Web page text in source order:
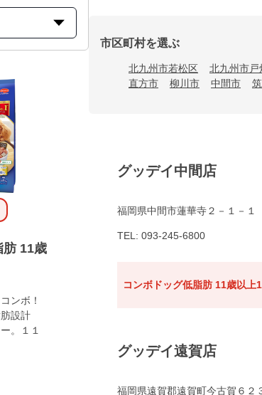
肪 11歳
ンボ！
設計
。１１
市区町村を選ぶ
北九州市若松区 北九州市戸
直方市
柳川市 中間市
グッデイ中間店
福岡県中間市蓮華寺２－１－１
TEL: 093-245-6800
コンボドッグ低脂肪 11歳以上
グッデイ遠賀店
福岡県遠賀郡遠賀町今古賀６２